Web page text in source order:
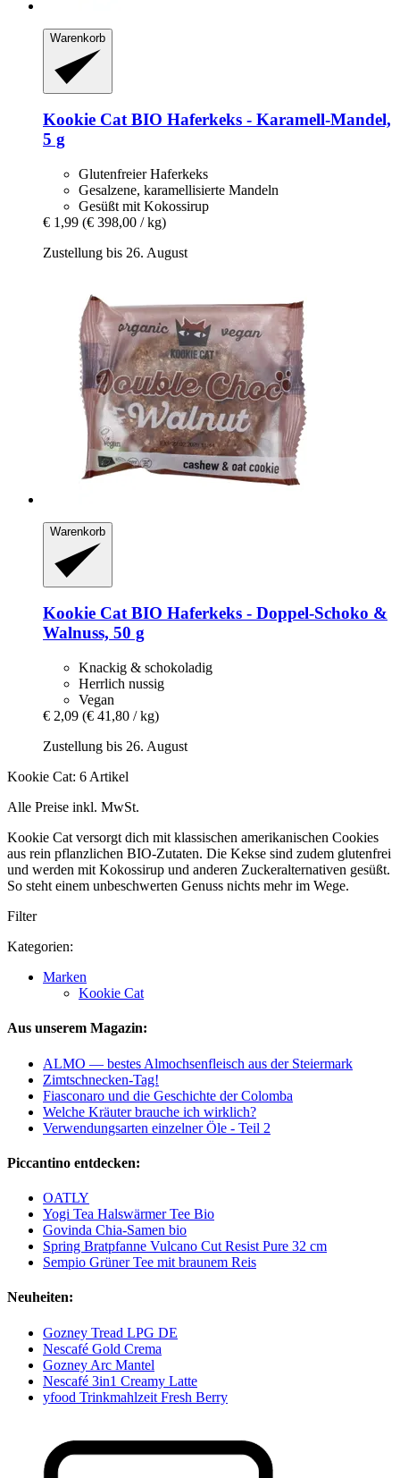
Warenkorb
Kookie CatBIO Haferkeks -​ Karamell-​Mandel,
5 g
Glutenfreier Haferkeks
Gesalzene, karamellisierte Mandeln
Gesüßt mit Kokossirup
€ 1,99 (€ 398,00 / kg)
Zustellung bis 26. August
Warenkorb
Kookie CatBIO Haferkeks -​ Doppel-​Schoko &
Walnuss, 50 g
Knackig & schokoladig
Herrlich nussig
Vegan
€ 2,09 (€ 41,80 / kg)
Zustellung bis 26. August
Kookie Cat: 6 Artikel
Alle Preise inkl. MwSt.
Kookie Cat versorgt dich mit klassischen amerikanischen Cookies
aus rein pflanzlichen BIO-Zutaten. Die Kekse sind zudem glutenfrei
und werden mit Kokossirup und anderen Zuckeralternativen gesüßt.
So steht einem unbeschwerten Genuss nichts mehr im Wege.
Filter
Kategorien:
Marken
Kookie Cat
Aus unserem Magazin:
ALMO — bestes Almochsenfleisch aus der Steiermark
Zimtschnecken-Tag!
Fiasconaro und die Geschichte der Colomba
Welche Kräuter brauche ich wirklich?
Verwendungsarten einzelner Öle - Teil 2
Piccantino entdecken:
OATLY
Yogi Tea Halswärmer Tee Bio
Govinda Chia-Samen bio
Spring Bratpfanne Vulcano Cut Resist Pure 32 cm
Sempio Grüner Tee mit braunem Reis
Neuheiten:
Gozney Tread LPG DE
Nescafé Gold Crema
Gozney Arc Mantel
Nescafé 3in1 Creamy Latte
yfood Trinkmahlzeit Fresh Berry